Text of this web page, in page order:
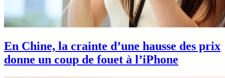
En Chine, la crainte d’une hausse des prix
donne un coup de fouet à l’iPhone